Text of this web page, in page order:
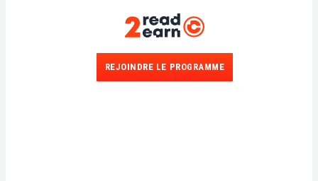
REJOINDRE LE PROGRAMME